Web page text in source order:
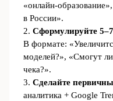
в России».
2. Сформулируйте
В формате:
моделей?», «Смогут
чека?».
3. Сделайте
аналитика + Google